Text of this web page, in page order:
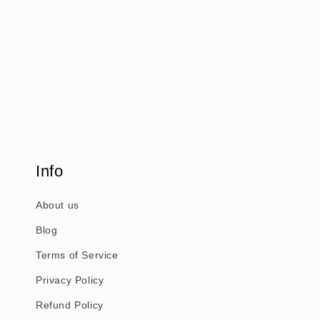
Info
About us
Blog
Terms of Service
Privacy Policy
Refund Policy